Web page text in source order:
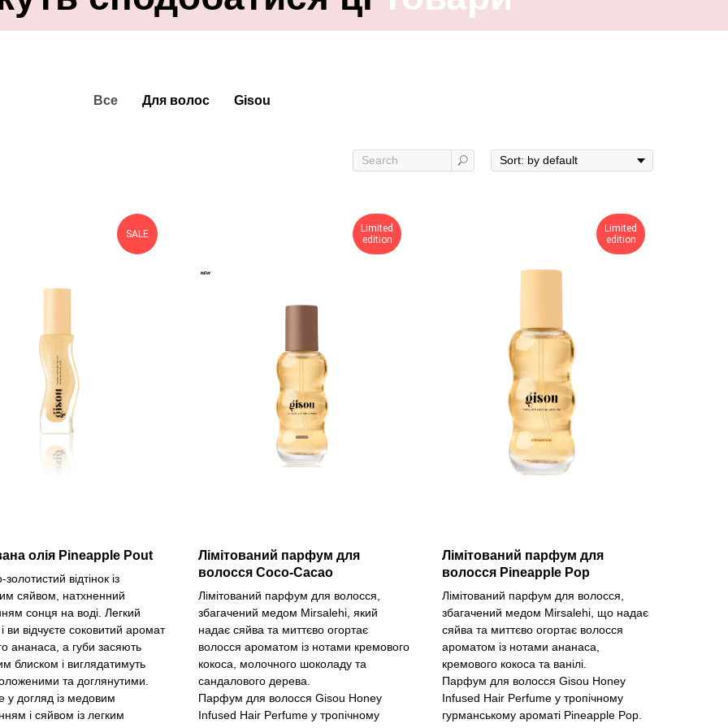
Все Для волос Gisou
SALE
олія Pineapple Pout
відтінок із
сяйвом, натхненний
сонця на воді. Легкий
ви відчуєте соковитий аромат
ананаса, а губи засяють
блиском і виглядатимуть
та доглянутими.
у догляд із медовим
і сяйвом із легким
Limited
edition
Лімітований парфум для
волосся Coco-Cacao
Лімітований парфум для волосся,
збагачений медом Mirsalehi, який
надає сяйва та миттєво огортає
волосся ароматом із нотами кремового
кокоса, молочного шоколаду та
сандалового дерева.
Парфум для волосся Gisou Honey
Infused Hair Perfume у тропічному
Limited
edition
Лімітований парфум для
волосся Pineapple Pop
Лімітований парфум для волосся,
збагачений медом Mirsalehi, що надає
сяйва та миттєво огортає волосся
ароматом із нотами ананаса,
кремового кокоса та ванілі.
Парфум для волосся Gisou Honey
Infused Hair Perfume у тропічному
гурманському ароматі Pineapple Pop.